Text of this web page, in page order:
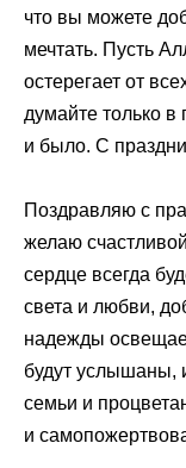
что вы можете
мечтать. Пусть
остерегает от
думайте только
и было. С
Поздравляю с
желаю
сердце всегда
света и любви,
надежды
будут услышаны,
семьи и
и